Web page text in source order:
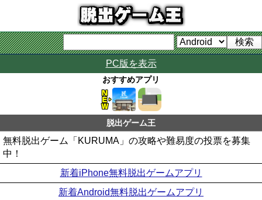
PC版を表示
おすすめアプリ
脱出ゲーム王
無料脱出ゲーム「KURUMA」の攻略や難易度の投票を募集
中！
新着iPhone無料脱出ゲームアプリ
新着Android無料脱出ゲームアプリ